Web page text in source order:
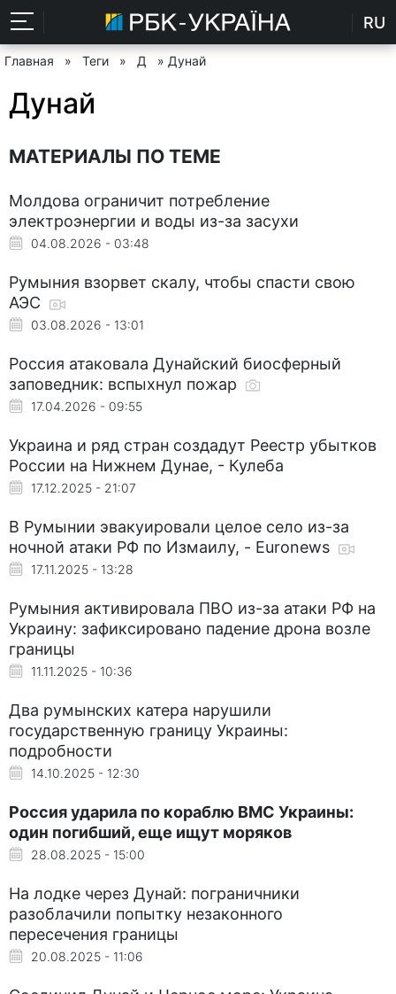
RU
Главная » Теги » Д » Дунай
Дунай
МАТЕРИАЛЫ ПО ТЕМЕ
Молдова ограничит потребление
электроэнергии и воды из-за засухи
04.08.2026 - 03:48
Румыния взорвет скалу, чтобы спасти свою
АЭС
03.08.2026 - 13:01
Россия атаковала Дунайский биосферный
заповедник: вспыхнул пожар
17.04.2026 - 09:55
Украина и ряд стран создадут Реестр убытков
России на Нижнем Дунае, - Кулеба
17.12.2025 - 21:07
В Румынии эвакуировали целое село из-за
ночной атаки РФ по Измаилу, - Euronews
17.11.2025 - 13:28
Румыния активировала ПВО из-за атаки РФ на
Украину: зафиксировано падение дрона возле
границы
11.11.2025 - 10:36
Два румынских катера нарушили
государственную границу Украины:
подробности
14.10.2025 - 12:30
Россия ударила по кораблю ВМС Украины:
один погибший, еще ищут моряков
28.08.2025 - 15:00
На лодке через Дунай: пограничники
разоблачили попытку незаконного
пересечения границы
20.08.2025 - 11:06